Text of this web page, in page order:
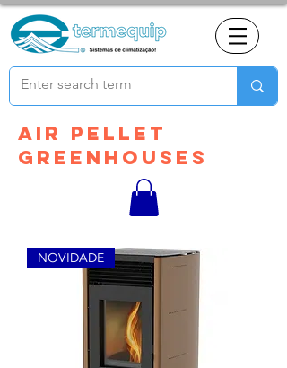
Air pellet
greenhouses
NOVIDADE